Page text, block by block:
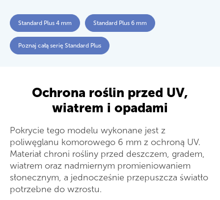
Standard Plus 4 mm Standard Plus 6 mm
Poznaj całą serię Standard Plus
Ochrona roślin przed UV,
wiatrem i opadami
Pokrycie tego modelu wykonane jest z
poliwęglanu komorowego 6 mm z ochroną UV.
Materiał chroni rośliny przed deszczem, gradem,
wiatrem oraz nadmiernym promieniowaniem
słonecznym, a jednocześnie przepuszcza światło
potrzebne do wzrostu.